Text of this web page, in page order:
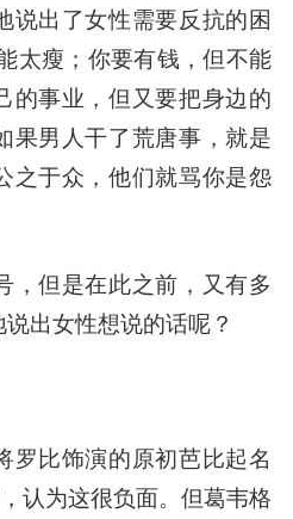
说出了女性需要反抗的困
太瘦；你要有钱，但不能
的事业，但又要把身边的
果男人干了荒唐事，就是
之于众，他们就骂你是怨
，但是在此之前，又有多
出女性想说的话呢？
罗比饰演的原初芭比起名
认为这很负面。但葛韦格